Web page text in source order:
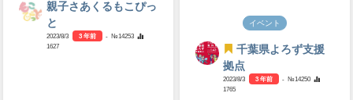
親子さあくるもこぴっ
と
2023/8/3 3 年前
- №14253
1627
イベント
千葉県よろず支援
拠点
2023/8/3 3 年前
- №14250
1765